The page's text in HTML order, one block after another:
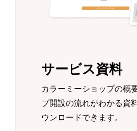
サービス資料
カラーミーショップの概
プ開設の流れがわかる資
ウンロードできます。